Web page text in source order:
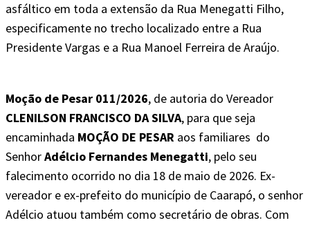
asfáltico em toda a extensão da Rua Menegatti Filho,
especificamente no trecho localizado entre a Rua
Presidente Vargas e a Rua Manoel Ferreira de Araújo.
Moção de Pesar 011/2026, de autoria do Vereador
CLENILSON FRANCISCO DA SILVA, para que seja
encaminhada MOÇÃO DE PESAR aos familiares do
SenhorAdélcio Fernandes Menegatti, pelo seu
falecimento ocorrido no dia 18 de maio de 2026. Ex-
vereador e ex-prefeito do município de Caarapó, o senhor
Adélcio atuou também como secretário de obras. Com